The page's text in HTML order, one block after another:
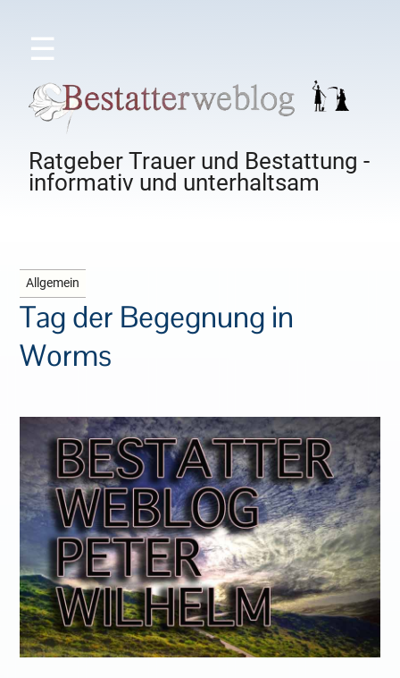
☰
Ratgeber Trauer und Bestattung -
informativ und unterhaltsam
Allgemein
Tag der Begegnung in
Worms